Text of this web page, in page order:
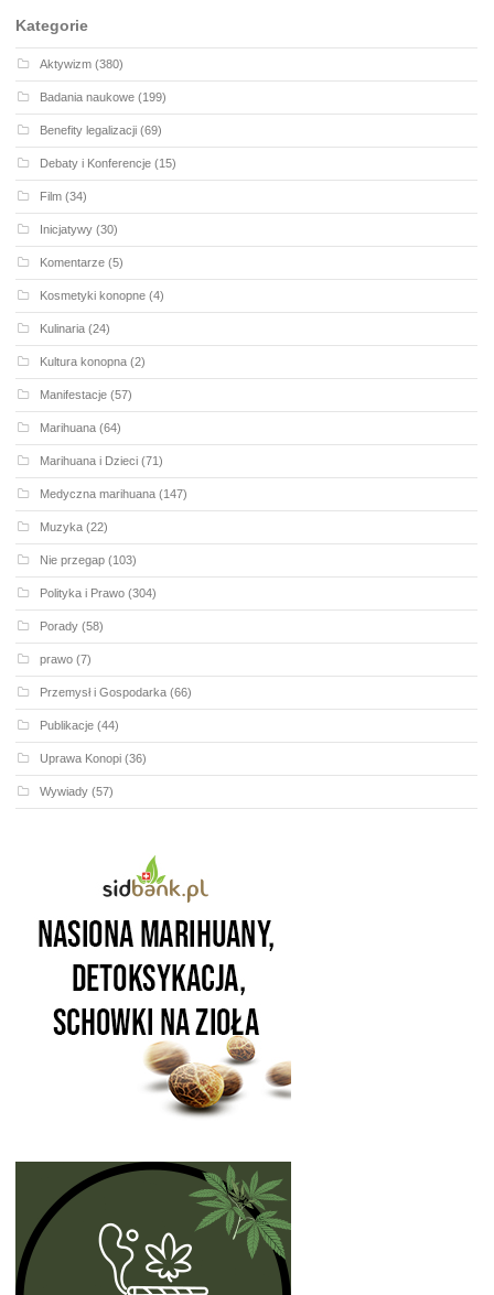
Kategorie
Aktywizm (380)
Badania naukowe (199)
Benefity legalizacji (69)
Debaty i Konferencje (15)
Film (34)
Inicjatywy (30)
Komentarze (5)
Kosmetyki konopne (4)
Kulinaria (24)
Kultura konopna (2)
Manifestacje (57)
Marihuana (64)
Marihuana i Dzieci (71)
Medyczna marihuana (147)
Muzyka (22)
Nie przegap (103)
Polityka i Prawo (304)
Porady (58)
prawo (7)
Przemysł i Gospodarka (66)
Publikacje (44)
Uprawa Konopi (36)
Wywiady (57)